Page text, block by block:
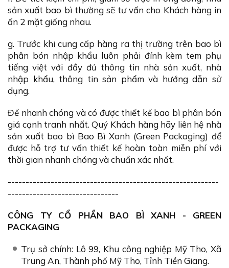
sản xuất bao bì thường sẽ tư vấn cho Khách hàng in
ấn 2 mặt giống nhau.
g. Trước khi cung cấp hàng ra thị trường trên bao bì
phân bón nhập khẩu luôn phải đính kèm tem phụ
tiếng việt với đầy đủ thông tin nhà sản xuất, nhà
nhập khẩu, thông tin sản phẩm và hướng dẫn sử
dụng.
Để nhanh chóng và có được thiết kế bao bì phân bón
giá cạnh tranh nhất. Quý Khách hàng hãy liên hệ nhà
sản xuất bao bì Bao Bì Xanh (Green Packaging) để
được hỗ trợ tư vấn thiết kế hoàn toàn miễn phí với
thời gian nhanh chóng và chuẩn xác nhất.
-----------------------------------------------------------
-------------------------------
CÔNG TY CỔ PHẦN BAO BÌ XANH - GREEN
PACKAGING
Trụ sở chính: Lô 99, Khu công nghiệp Mỹ Tho, Xã
Trung An, Thành phố Mỹ Tho, Tỉnh Tiền Giang.